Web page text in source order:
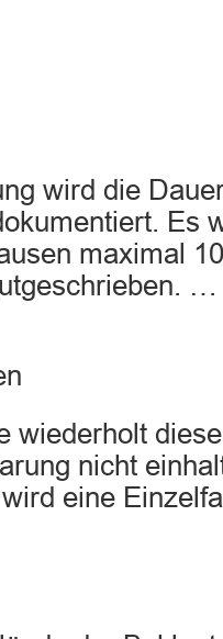
wird die
Es
maximal
…
wiederholt diese
nicht
eine